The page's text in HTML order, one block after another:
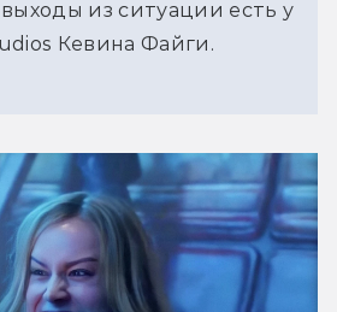
из ситуации есть у
Кевина Файги.